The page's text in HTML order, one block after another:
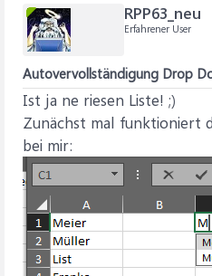
RPP63_neu
Erfahrener User
Autovervollständigung Drop
Ist ja ne riesen Liste! ;)
Zunächst mal funktioniert
bei mir: